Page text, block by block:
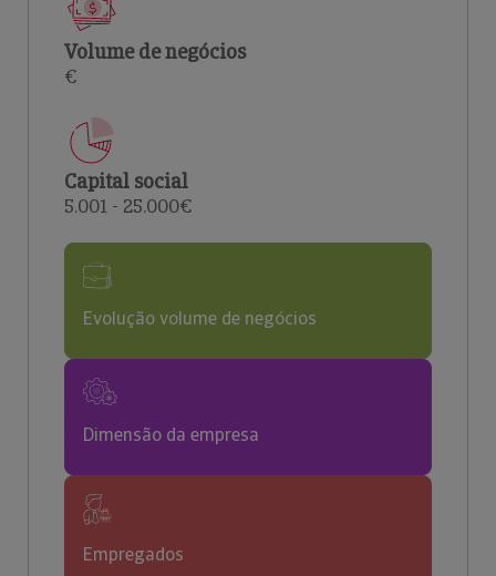
Volume de negócios
€
Capital social
5.001 - 25.000€
Evolução volume de negócios
Dimensão da empresa
Empregados